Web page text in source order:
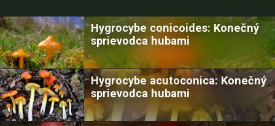
Hygrocybe conicoides: Konečný
sprievodca hubami
Hygrocybe acutoconica: Konečný
sprievodca hubami